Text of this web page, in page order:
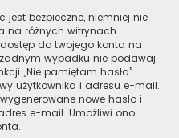
jest bezpieczne, niemniej nie
na różnych witrynach
do twojego konta na
żadnym wypadku nie podawaj
„Nie pamiętam hasła”.
użytkownika i adresu e-mail.
nowe hasło i
e-mail. Umożliwi ono